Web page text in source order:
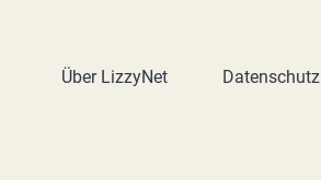
Über LizzyNet Datenschutz